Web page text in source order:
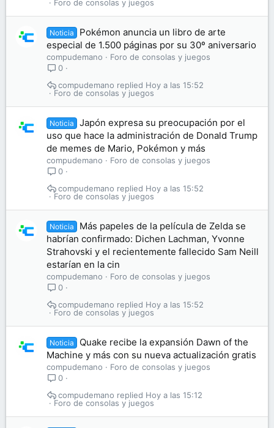
Foro de consolas y juegos
Noticia
Pokémon anuncia un libro de arte
especial de 1.500 páginas por su 30º aniversario
compudemano
Foro de consolas y juegos
0
Foro de consolas y juegos
Hoy a las 15:52
compudemano
Noticia
Japón expresa su preocupación por el
uso que hace la administración de Donald Trump
de memes de Mario, Pokémon y más
compudemano
Foro de consolas y juegos
0
Foro de consolas y juegos
Hoy a las 15:52
compudemano
Noticia
Más papeles de la película de Zelda se
habrían confirmado: Dichen Lachman, Yvonne
Strahovski y el recientemente fallecido Sam Neill
estarían en la cin
compudemano
Foro de consolas y juegos
0
Foro de consolas y juegos
Hoy a las 15:52
compudemano
Noticia
Quake recibe la expansión Dawn of the
Machine y más con su nueva actualización gratis
compudemano
Foro de consolas y juegos
0
Foro de consolas y juegos
Hoy a las 15:12
compudemano